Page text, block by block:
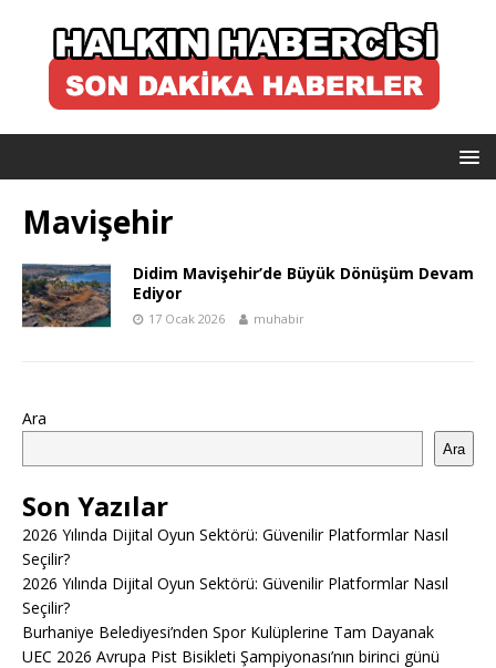
Mavişehir
Didim Mavişehir’de Büyük Dönüşüm Devam
Ediyor
17 Ocak 2026 muhabir
Ara
Ara
Son Yazılar
2026 Yılında Dijital Oyun Sektörü: Güvenilir Platformlar Nasıl
Seçilir?
2026 Yılında Dijital Oyun Sektörü: Güvenilir Platformlar Nasıl
Seçilir?
Burhaniye Belediyesi’nden Spor Kulüplerine Tam Dayanak
UEC 2026 Avrupa Pist Bisikleti Şampiyonası’nın birinci günü